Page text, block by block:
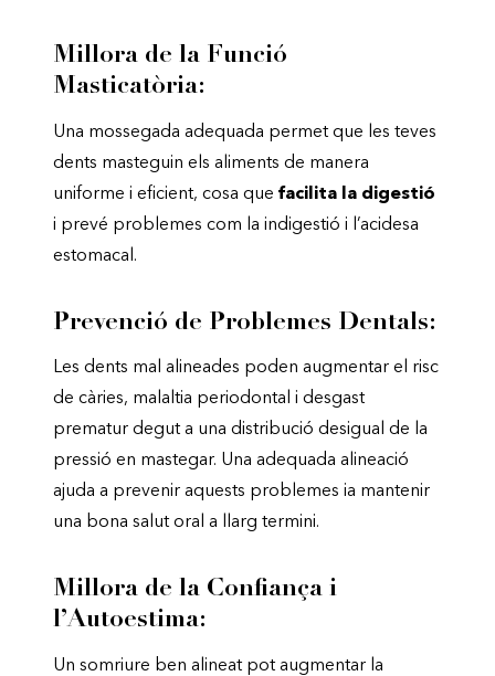
Millora de la Funció
Masticatòria:
Una mossegada adequada permet que les teves
dents masteguin els aliments de manera
uniforme i eficient, cosa que facilita la digestió
i prevé problemes com la indigestió i l’acidesa
estomacal.
Prevenció de Problemes Dentals:
Les dents mal alineades poden augmentar el risc
de càries, malaltia periodontal i desgast
prematur degut a una distribució desigual de la
pressió en mastegar. Una adequada alineació
ajuda a prevenir aquests problemes ia mantenir
una bona salut oral a llarg termini.
Millora de la Confiança i
l’Autoestima:
Un somriure ben alineat pot augmentar la